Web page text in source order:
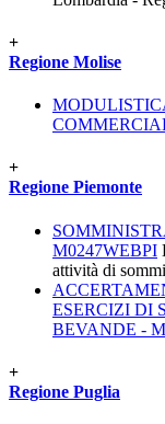
+
Regione Molise
+
Regione Piemonte
M0247WEBPI
attività di
ESERCIZI DI
BEVANDE -
+
Regione Puglia